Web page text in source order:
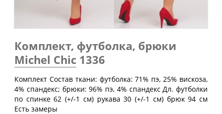
64-68
92
68-72
96
48
96
52
104 84-88
112
54
108 88-92
116
Комплект, футболка, брюки
Michel Chic 1336
Комплект Состав ткани: футболка: 71% пэ, 25% вискоза,
4% спандекс; брюки: 96% пэ, 4% спандекс Дл. футболки
по спинке 62 (+/-1 см) рукава 30 (+/-1 см) брюк 94 см
Есть замеры